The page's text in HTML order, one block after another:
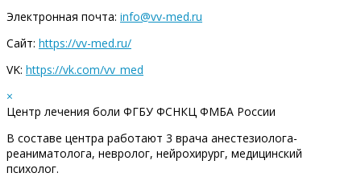
Электронная почта: info@vv-med.ru
Сайт: https://vv-med.ru/
VK: https://vk.com/vv_med
×
Центр лечения боли ФГБУ ФСНКЦ ФМБА России
В составе центра работают 3 врача анестезиолога-
реаниматолога, невролог, нейрохирург, медицинский
психолог.